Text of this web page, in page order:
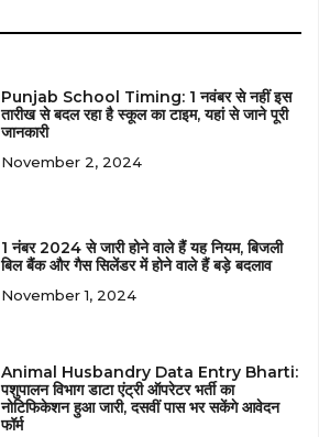
Punjab School Timing: 1 नवंबर से नहीं इस
तारीख से बदल रहा है स्कूल का टाइम, यहां से जाने पूरी
जानकारी
November 2, 2024
1 नंबर 2024 से जारी होने वाले हैं यह नियम, बिजली
बिल बैंक और गैस सिलेंडर में होने वाले हैं बड़े बदलाव
November 1, 2024
Animal Husbandry Data Entry Bharti:
पशुपालन विभाग डाटा एंट्री ऑपरेटर भर्ती का
नोटिफिकेशन हुआ जारी, दसवीं पास भर सकेंगे आवेदन
फॉर्म